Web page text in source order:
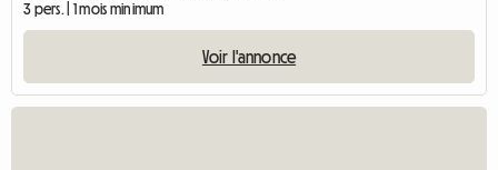
3 pers. | 1 mois minimum
Voir l'annonce